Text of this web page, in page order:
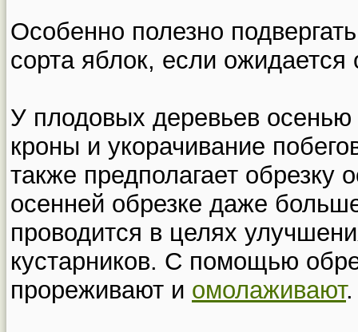
Особенно полезно
сорта яблок, если
У плодовых деревьев
кроны и укорачивание
также предполагает
осенней обрезке даже
проводится в целях
кустарников. С помощью
прореживают и омолаживают.